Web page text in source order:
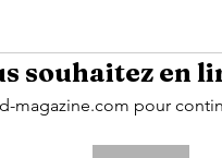
souhaitez en
magazine.com pour